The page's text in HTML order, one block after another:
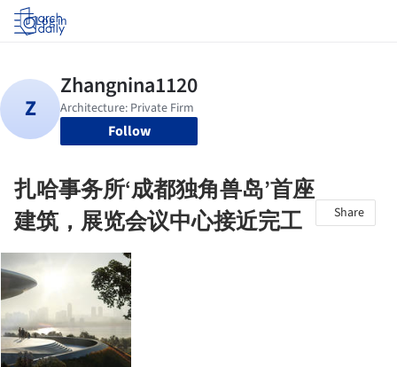
Log in
Follow
扎哈事务所‘成都独角兽岛’首座
建筑，展览会议中心接近完工
Share